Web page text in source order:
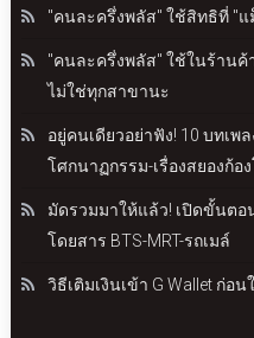
"คนละครึ่งพลัส" ใช้สิทธิที่ "แ
"คนละครึ่งพลัส" ใช้ในร้านค้
ไม่ใช่ทุกสาขานะ
อยู่คนเดียวอย่าฟัง! 10 บทเพ
โศกนาฏกรรม-เรื่องสยองก้อ
มัดรวมมาให้แล้ว! เปิดขั้นต
โดยสาร BTS-MRT-รถเมล์
วิธีเติมเงินเข้า G Wallet ก่